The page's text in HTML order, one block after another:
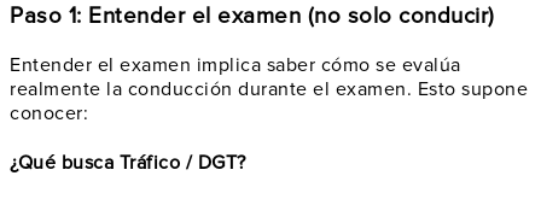
Paso 1: Entender el examen (no solo conducir)
Entender el examen implica saber cómo se evalúa
realmente la conducción durante el examen. Esto supone
conocer:
¿Qué busca Tráfico / DGT?